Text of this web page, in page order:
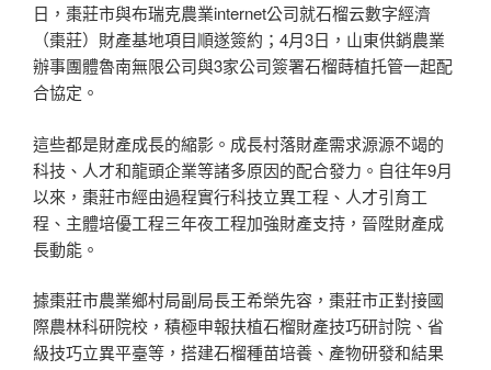
日，棗莊市與布瑞克農業internet公司就石榴云數字經濟
（棗莊）財產基地項目順遂簽約；4月3日，山東供銷農業
辦事團體魯南無限公司與3家公司簽署石榴蒔植托管一起配
合協定。
這些都是財產成長的縮影。成長村落財產需求源源不竭的
科技、人才和龍頭企業等諸多原因的配合發力。自往年9月
以來，棗莊市經由過程實行科技立異工程、人才引育工
程、主體培優工程三年夜工程加強財產支持，晉陞財產成
長動能。
據棗莊市農業鄉村局副局長王希榮先容，棗莊市正對接國
際農林科研院校，積極申報扶植石榴財產技巧研討院、省
級技巧立異平臺等，搭建石榴種苗培養、產物研發和結果